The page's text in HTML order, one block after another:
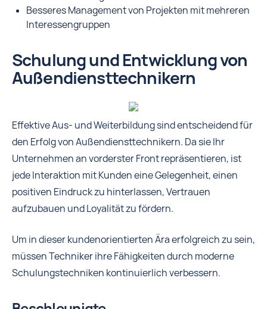
Besseres Management von Projekten mit mehreren
Interessengruppen
Schulung und Entwicklung von
Außendiensttechnikern
Effektive Aus- und Weiterbildung sind entscheidend für
den Erfolg von Außendiensttechnikern. Da sie Ihr
Unternehmen an vorderster Front repräsentieren, ist
jede Interaktion mit Kunden eine Gelegenheit, einen
positiven Eindruck zu hinterlassen, Vertrauen
aufzubauen und Loyalität zu fördern.
Um in dieser kundenorientierten Ära erfolgreich zu sein,
müssen Techniker ihre Fähigkeiten durch moderne
Schulungstechniken kontinuierlich verbessern.